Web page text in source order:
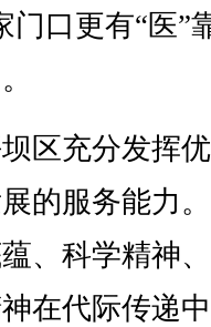
门口更有“医”
充分发挥优
的服务能力
、科学精神
在代际传递